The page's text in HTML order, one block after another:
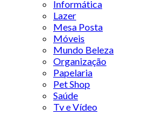
Informática
Lazer
Mesa Posta
Móveis
Mundo Beleza
Organização
Papelaria
Pet Shop
Saúde
Tv e Vídeo